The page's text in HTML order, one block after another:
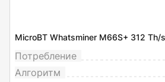
MicroBT Whatsminer M66S+ 312 Th/s
Потребление
Алгоритм